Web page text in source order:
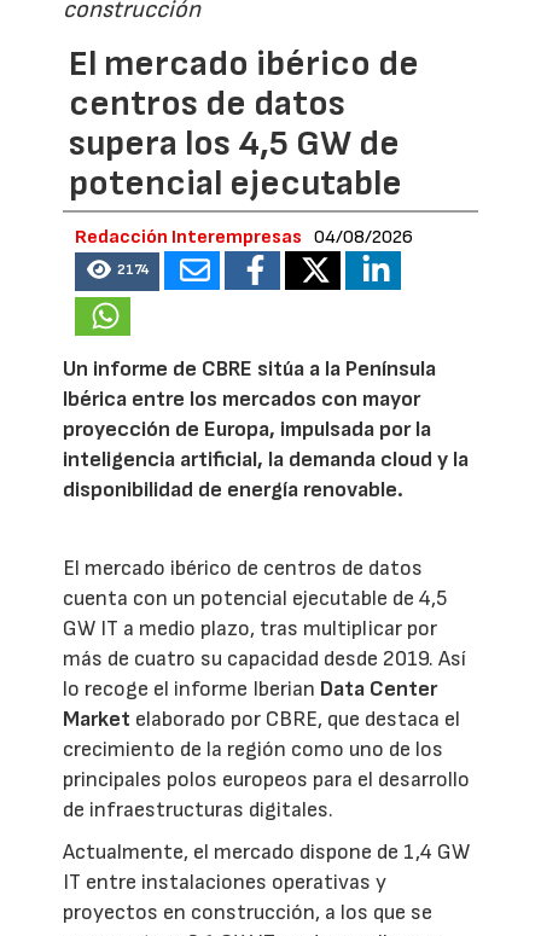
construcción
El mercado ibérico de
centros de datos
supera los 4,5 GW de
potencial ejecutable
Redacción Interempresas 04/08/2026
2174
Un informe de CBRE sitúa a la Península
Ibérica entre los mercados con mayor
proyección de Europa, impulsada por la
inteligencia artificial, la demanda cloud y la
disponibilidad de energía renovable.
El mercado ibérico de centros de datos
cuenta con un potencial ejecutable de 4,5
GW IT a medio plazo, tras multiplicar por
más de cuatro su capacidad desde 2019. Así
lo recoge el informe Iberian Data Center
Market elaborado por CBRE, que destaca el
crecimiento de la región como uno de los
principales polos europeos para el desarrollo
de infraestructuras digitales.
Actualmente, el mercado dispone de 1,4 GW
IT entre instalaciones operativas y
proyectos en construcción, a los que se